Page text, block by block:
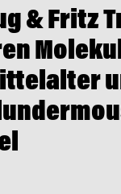
& Fritz